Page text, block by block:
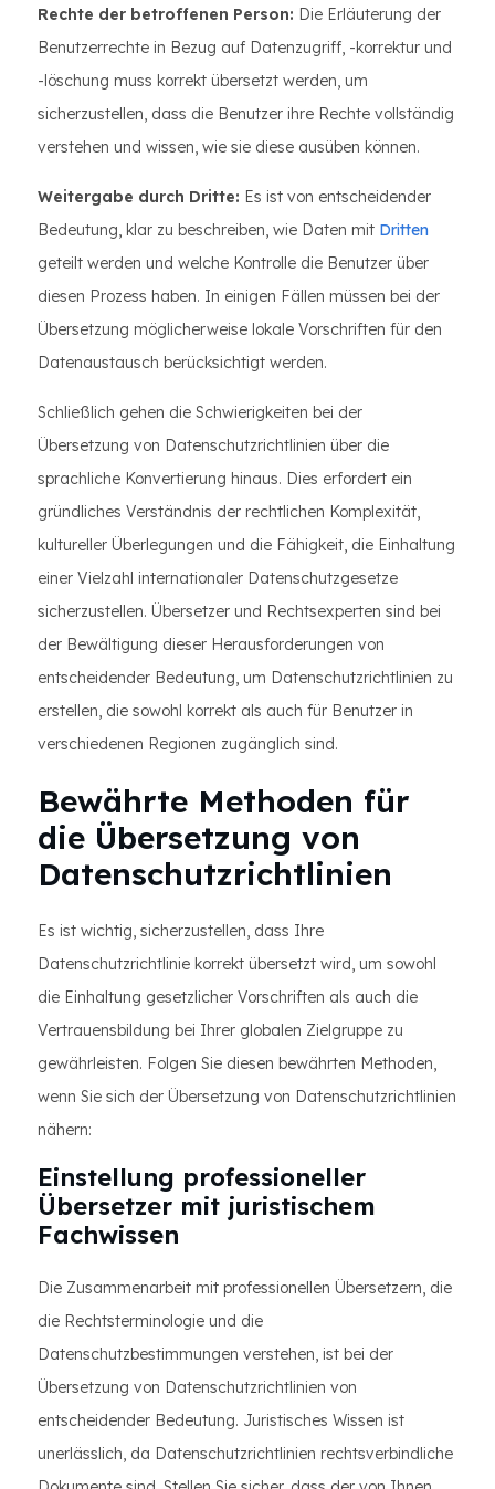
Rechte der betroffenen Person: Die Erläuterung der
Benutzerrechte in Bezug auf Datenzugriff, -korrektur und
-löschung muss korrekt übersetzt werden, um
sicherzustellen, dass die Benutzer ihre Rechte vollständig
verstehen und wissen, wie sie diese ausüben können.
Weitergabe durch Dritte: Es ist von entscheidender
Bedeutung, klar zu beschreiben, wie Daten mit Dritten
geteilt werden und welche Kontrolle die Benutzer über
diesen Prozess haben. In einigen Fällen müssen bei der
Übersetzung möglicherweise lokale Vorschriften für den
Datenaustausch berücksichtigt werden.
Schließlich gehen die Schwierigkeiten bei der
Übersetzung von Datenschutzrichtlinien über die
sprachliche Konvertierung hinaus. Dies erfordert ein
gründliches Verständnis der rechtlichen Komplexität,
kultureller Überlegungen und die Fähigkeit, die Einhaltung
einer Vielzahl internationaler Datenschutzgesetze
sicherzustellen. Übersetzer und Rechtsexperten sind bei
der Bewältigung dieser Herausforderungen von
entscheidender Bedeutung, um Datenschutzrichtlinien zu
erstellen, die sowohl korrekt als auch für Benutzer in
verschiedenen Regionen zugänglich sind.
Bewährte Methoden für
die Übersetzung von
Datenschutzrichtlinien
Es ist wichtig, sicherzustellen, dass Ihre
Datenschutzrichtlinie korrekt übersetzt wird, um sowohl
die Einhaltung gesetzlicher Vorschriften als auch die
Vertrauensbildung bei Ihrer globalen Zielgruppe zu
gewährleisten. Folgen Sie diesen bewährten Methoden,
wenn Sie sich der Übersetzung von Datenschutzrichtlinien
nähern:
Einstellung professioneller
Übersetzer mit juristischem
Fachwissen
Die Zusammenarbeit mit professionellen Übersetzern, die
die Rechtsterminologie und die
Datenschutzbestimmungen verstehen, ist bei der
Übersetzung von Datenschutzrichtlinien von
entscheidender Bedeutung. Juristisches Wissen ist
unerlässlich, da Datenschutzrichtlinien rechtsverbindliche